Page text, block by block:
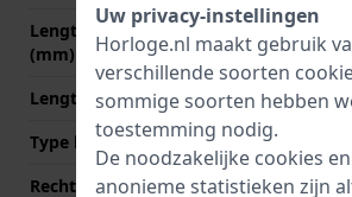
Lengte band op 12 uur
(mm)
85 mm
Lengte band op 6 uur (mm) 130 mm
Type bevestiging
Rechte bandaanzet
Nee
Uw privacy-instellingen
Horloge.nl maakt gebruik
verschillende soorten
sommige soorten hebben
toestemming nodig.
De noodzakelijke cookies en
anonieme statistieken zijn